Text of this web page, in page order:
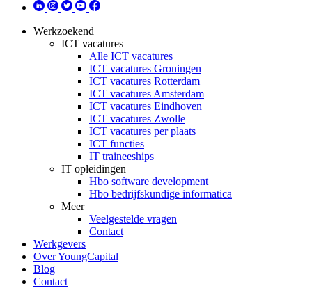
Werkzoekend
ICT vacatures
Alle ICT vacatures
ICT vacatures Groningen
ICT vacatures Rotterdam
ICT vacatures Amsterdam
ICT vacatures Eindhoven
ICT vacatures Zwolle
ICT vacatures per plaats
ICT functies
IT traineeships
IT opleidingen
Hbo software development
Hbo bedrijfskundige informatica
Meer
Veelgestelde vragen
Contact
Werkgevers
Over YoungCapital
Blog
Contact